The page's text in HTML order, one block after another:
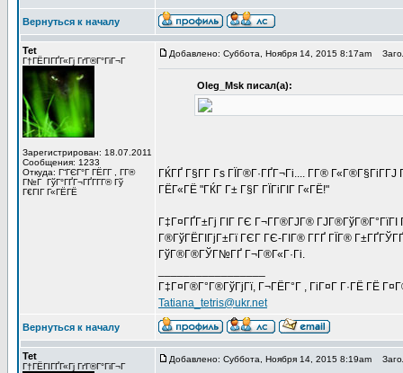
Вернуться к началу
Tet
Г†ГЁГІГҐГ«Гј ГґГ®Г°ГіГ¬Г
Зарегистрирован: 18.07.2011
Сообщения: 1233
Откуда: Г“ГЄГ°Г ГЁГ­Г , Г­Г®
Г№Г ГўГ°ГҐГ¬ГҐГ­Г­Г® Гў
Г€ГІГ Г«ГЁГЁ
Добавлено: Суббота, Ноября 14, 2015 8:17am
Oleg_Msk писал(а):
ГЌГҐ Г§Г­Г Гѕ ГЇГ®Г·ГҐГ¬Гі.... Г­Г®
ГЁГ«ГЁ "ГЌГ Г± Г§Г ГЇГіГІГ Г«ГЁ!"
Г‡Г¤ГҐГ±Гј ГІГ ГЄ Г¬Г­Г®ГЈГ®
Г®ГўГЁГІГјГ±Гї ГЄГ ГЄ-ГІГ® Г­ГҐ ГЇГ®
ГўГ®Г®ГЎГ№ГҐ Г¬Г®Г«Г·Гі.
Г‡Г¤Г®Г°Г®ГўГјГї, Г¬ГЁГ°Г , ГіГ¤Г Г·ГЁ ГЁ
Tatiana_tetris@ukr.net
Вернуться к началу
Tet
Г†ГЁГІГҐГ«Гј ГґГ®Г°ГіГ¬Г
Добавлено: Суббота, Ноября 14, 2015 8:19am